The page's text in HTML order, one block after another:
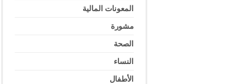
المعونات المالية
مشورة
الصحة
النساء
الأطفال